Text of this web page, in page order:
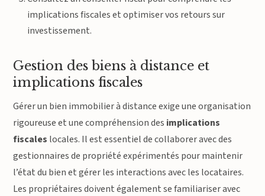
implications fiscales et optimiser vos retours sur
investissement.
Gestion des biens à distance et
implications fiscales
Gérer un bien immobilier à distance exige une organisation
rigoureuse et une compréhension des implications
fiscales locales. Il est essentiel de collaborer avec des
gestionnaires de propriété expérimentés pour maintenir
l’état du bien et gérer les interactions avec les locataires.
Les propriétaires doivent également se familiariser avec